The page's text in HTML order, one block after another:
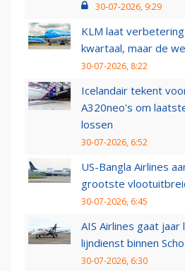
30-07-2026, 9:29
KLM laat
kwartaal, maar de
30-07-2026, 8:22
Icelandair tekent
A320neo's om
lossen
30-07-2026, 6:52
US-Bangla Airlines
grootste
30-07-2026, 6:45
AIS Airlines gaat
lijndienst binnen
30-07-2026, 6:30